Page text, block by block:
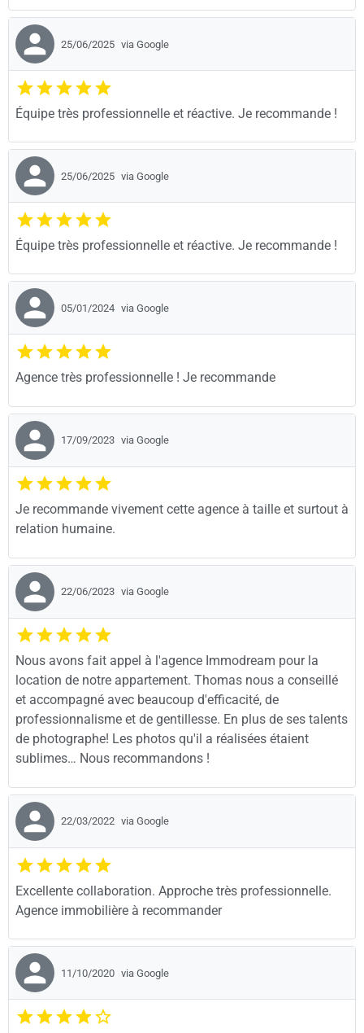
25/06/2025 via Google
Équipe très professionnelle et réactive. Je recommande !
25/06/2025 via Google
Équipe très professionnelle et réactive. Je recommande !
05/01/2024 via Google
Agence très professionnelle ! Je recommande
17/09/2023 via Google
Je recommande vivement cette agence à taille et surtout à
relation humaine.
22/06/2023 via Google
Nous avons fait appel à l'agence Immodream pour la
location de notre appartement. Thomas nous a conseillé
et accompagné avec beaucoup d'efficacité, de
professionnalisme et de gentillesse. En plus de ses talents
de photographe! Les photos qu'il a réalisées étaient
sublimes… Nous recommandons !
22/03/2022 via Google
Excellente collaboration. Approche très professionnelle.
Agence immobilière à recommander
11/10/2020 via Google